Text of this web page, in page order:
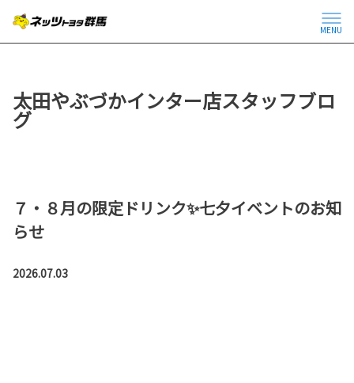
MENU
太田やぶづかインター店スタッフブロ
グ
７・８月の限定ドリンク✨七夕イベントのお知
らせ
2026.07.03